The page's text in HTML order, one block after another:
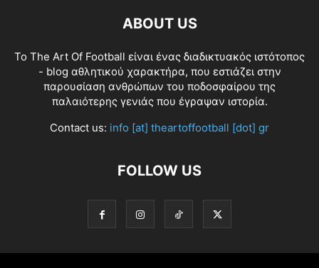
ABOUT US
Το The Art Of Football είναι ένας διαδικτυακός ιστότοπος
- blog αθλητικού χαρακτήρα, που εστιάζει στην
παρουσίαση ανθρώπων του ποδοσφαίρου της
παλαιότερης γενιάς που έγραψαν ιστορία.
Contact us: info [at] theartoffootball [dot] gr
FOLLOW US